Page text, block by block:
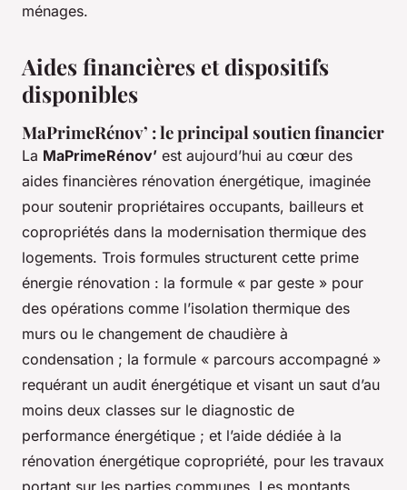
ménages.
Aides financières et dispositifs
disponibles
MaPrimeRénov’ : le principal soutien financier
La MaPrimeRénov’ est aujourd’hui au cœur des
aides financières rénovation énergétique, imaginée
pour soutenir propriétaires occupants, bailleurs et
copropriétés dans la modernisation thermique des
logements. Trois formules structurent cette prime
énergie rénovation : la formule « par geste » pour
des opérations comme l’isolation thermique des
murs ou le changement de chaudière à
condensation ; la formule « parcours accompagné »
requérant un audit énergétique et visant un saut d’au
moins deux classes sur le diagnostic de
performance énergétique ; et l’aide dédiée à la
rénovation énergétique copropriété, pour les travaux
portant sur les parties communes. Les montants